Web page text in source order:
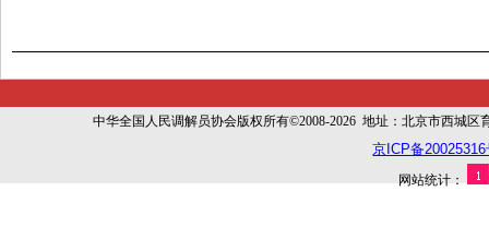
中华全国人民调解员协会版权所有©2008-2026 地址：北京市西城
京ICP备20025316
网站统计：